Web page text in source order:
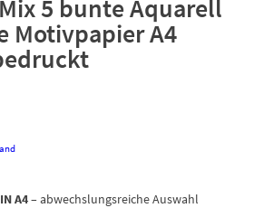
5 bunte Aquarell
Motivpapier A4
A4– abwechslungsreiche Auswahl